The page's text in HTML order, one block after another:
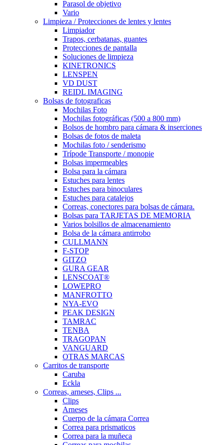
Parasol de objetivo
Vario
Limpieza / Protecciones de lentes y lentes
Limpiador
Trapos, cerbatanas, guantes
Protecciones de pantalla
Soluciones de limpieza
KINETRONICS
LENSPEN
VD DUST
REIDL IMAGING
Bolsas de fotograficas
Mochilas Foto
Mochilas fotográficas (500 a 800 mm)
Bolsos de hombro para cámara & inserciones
Bolsas de fotos de maleta
Mochilas foto / senderismo
Trípode Transporte / monopie
Bolsas impermeables
Bolsa para la cámara
Estuches para lentes
Estuches para binoculares
Estuches para catalejos
Correas, conectores para bolsas de cámara.
Bolsas para TARJETAS DE MEMORIA
Varios bolsillos de almacenamiento
Bolsa de la cámara antirrobo
CULLMANN
F-STOP
GITZO
GURA GEAR
LENSCOAT®
LOWEPRO
MANFROTTO
NYA-EVO
PEAK DESIGN
TAMRAC
TENBA
TRAGOPAN
VANGUARD
OTRAS MARCAS
Carritos de transporte
Caruba
Eckla
Correas, arneses, Clips ...
Clips
Arneses
Cuerpo de la cámara Correa
Correa para prismaticos
Correa para la muñeca